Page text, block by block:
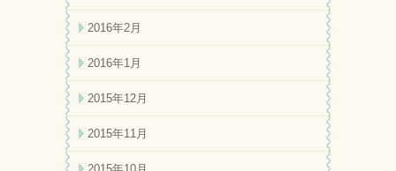
2016年2月
2016年1月
2015年12月
2015年11月